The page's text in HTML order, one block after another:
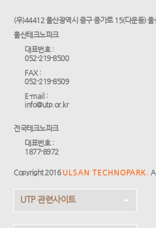
(우)44412 울산광역시 중구 종가로 15(다운동)
울산테크노파크
대표번호 :
052-219-8500
FAX :
052-219-8509
E-mail :
info@utp.or.kr
전국테크노파크
대표번호 :
1877-8972
Copyright 2016 ULSAN TECHNOPARK.
UTP 관련사이트